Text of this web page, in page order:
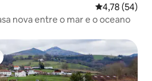
4,78 de uma
4,78 (54)
nova entre o mar e o oceano